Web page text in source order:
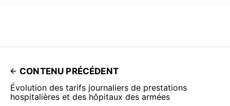
CONTENU PRÉCÉDENT
Évolution des tarifs journaliers de prestations
hospitalières et des hôpitaux des armées